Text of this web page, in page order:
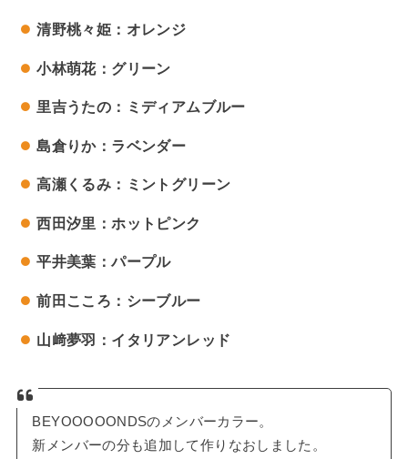
清野桃々姫：オレンジ
小林萌花：グリーン
里吉うたの：ミディアムブルー
島倉りか：ラベンダー
高瀬くるみ：ミントグリーン
西田汐里：ホットピンク
平井美葉：パープル
前田こころ：シーブルー
山﨑夢羽：イタリアンレッド
BEYOOOOONDSのメンバーカラー。
新メンバーの分も追加して作りなおしました。